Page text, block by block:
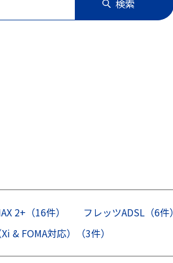
検索
2+（16件）
フレッツADSL（6件）
& FOMA対応）（3件）